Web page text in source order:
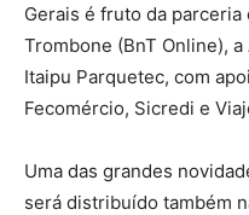
Gerais é fruto da
Trombone (BnT Online),
Itaipu Parquetec, com
Fecomércio, Sicredi e
Uma das grandes
será distribuído também